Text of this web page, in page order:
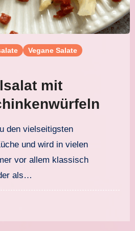
Vegane Salate
mit
und wird in vielen
vor allem klassisch
als…